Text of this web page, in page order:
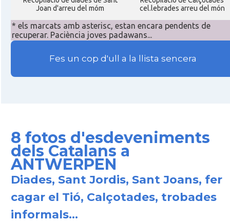
Joan d'arreu del móm
cel.lebrades arreu del món
* els marcats amb asterisc, estan encara pendents de
recuperar. Paciència joves padawans...
Fes un cop d'ull a la llista sencera
8 fotos d'esdeveniments
dels Catalans a
ANTWERPEN
Diades, Sant Jordis, Sant Joans, fer
cagar el Tió, Calçotades, trobades
informals...